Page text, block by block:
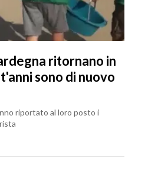
ritornano in
sono di nuovo
riportato al loro posto i